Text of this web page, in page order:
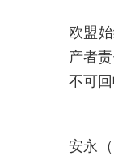
欧盟
产者
不可
安永